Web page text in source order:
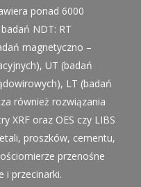
ponad 6000
NDT: RT
magnetyczno –
UT (badań
LT (badań
również rozwiązania
XRF oraz OES czy LIBS
proszków, cementu,
przenośne
i przecinarki.